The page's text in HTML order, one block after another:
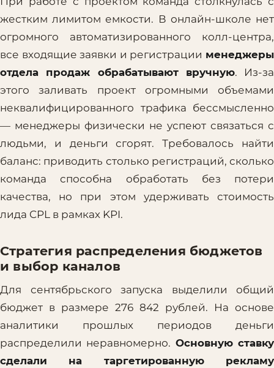
жестким лимитом емкости. В онлайн-школе нет
огромного автоматизированного колл-центра,
все входящие заявки и регистрации менеджеры
отдела продаж обрабатывают вручную. Из-за
этого заливать проект огромными объемами
неквалифицированного трафика бессмысленно
— менеджеры физически не успеют связаться с
людьми, и деньги сгорят. Требовалось найти
баланс: приводить столько регистраций, сколько
команда способна обработать без потери
качества, но при этом удерживать стоимость
лида CPL в рамках KPI.
Стратегия распределения бюджетов
и выбор каналов
Для сентябрьского запуска выделили общий
бюджет в размере 276 842 рублей. На основе
аналитики прошлых периодов деньги
распределили неравномерно. Основную ставку
сделали на таргетированную рекламу